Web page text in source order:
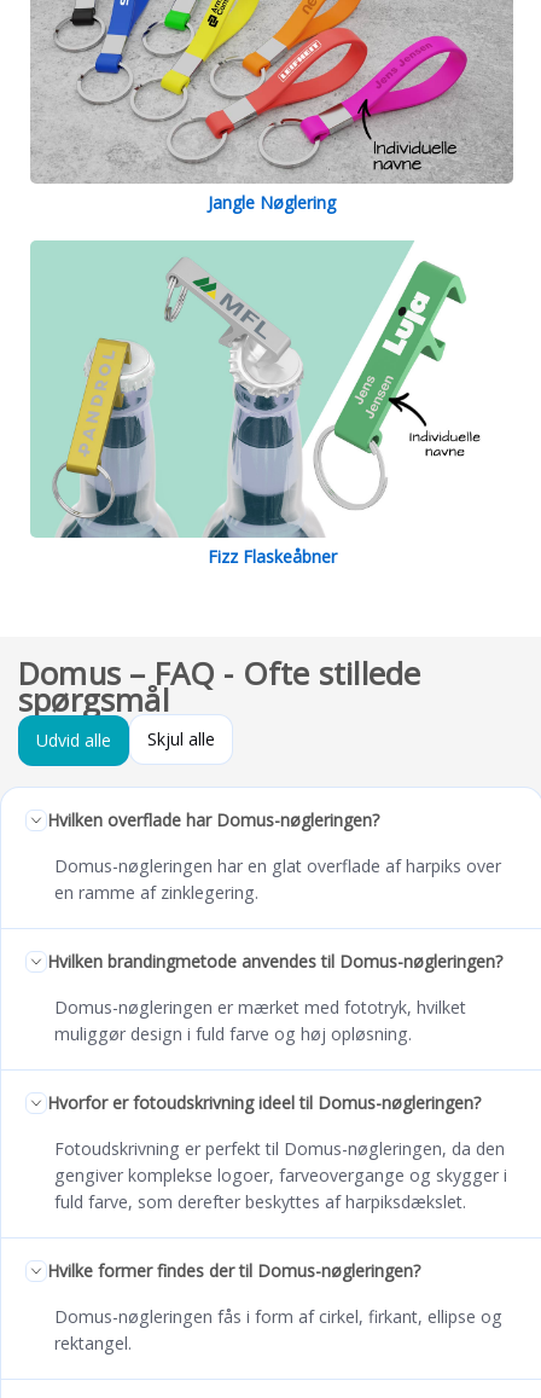
Jangle Nøglering
Fizz Flaskeåbner
Domus – FAQ - Ofte stillede
spørgsmål
Udvid alle Skjul alle
Hvilken overflade har Domus-nøgleringen?
Domus-nøgleringen har en glat overflade af harpiks over
en ramme af zinklegering.
Hvilken brandingmetode anvendes til Domus-nøgleringen?
Domus-nøgleringen er mærket med fototryk, hvilket
muliggør design i fuld farve og høj opløsning.
Hvorfor er fotoudskrivning ideel til Domus-nøgleringen?
Fotoudskrivning er perfekt til Domus-nøgleringen, da den
gengiver komplekse logoer, farveovergange og skygger i
fuld farve, som derefter beskyttes af harpiksdækslet.
Hvilke former findes der til Domus-nøgleringen?
Domus-nøgleringen fås i form af cirkel, firkant, ellipse og
rektangel.